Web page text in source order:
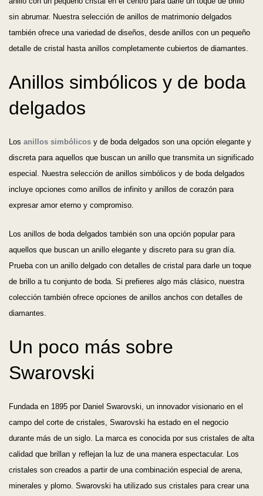
sin abrumar. Nuestra selección de anillos de matrimonio delgados
también ofrece una variedad de diseños, desde anillos con un pequeño
detalle de cristal hasta anillos completamente cubiertos de diamantes.
Anillos simbólicos y de boda
delgados
Los anillos simbólicos y de boda delgados son una opción elegante y
discreta para aquellos que buscan un anillo que transmita un significado
especial. Nuestra selección de anillos simbólicos y de boda delgados
incluye opciones como anillos de infinito y anillos de corazón para
expresar amor eterno y compromiso.
Los anillos de boda delgados también son una opción popular para
aquellos que buscan un anillo elegante y discreto para su gran día.
Prueba con un anillo delgado con detalles de cristal para darle un toque
de brillo a tu conjunto de boda. Si prefieres algo más clásico, nuestra
colección también ofrece opciones de anillos anchos con detalles de
diamantes.
Un poco más sobre
Swarovski
Fundada en 1895 por Daniel Swarovski, un innovador visionario en el
campo del corte de cristales, Swarovski ha estado en el negocio
durante más de un siglo. La marca es conocida por sus cristales de alta
calidad que brillan y reflejan la luz de una manera espectacular. Los
cristales son creados a partir de una combinación especial de arena,
minerales y plomo. Swarovski ha utilizado sus cristales para crear una